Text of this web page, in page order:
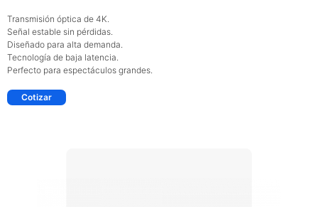
Transmisión óptica de 4K.
Señal estable sin pérdidas.
Diseñado para alta demanda.
Tecnología de baja latencia.
Perfecto para espectáculos grandes.
Cotizar